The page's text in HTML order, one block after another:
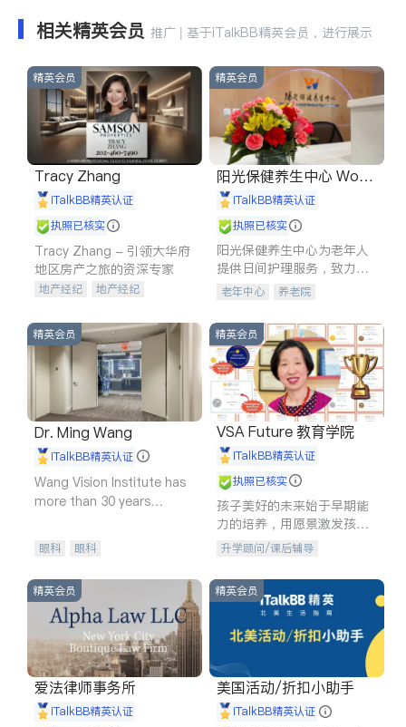
相关精英会员 推广 | 基于iTalkBB精英会员，进行展示
精英会员
Tracy Zhang
iTalkBB精英认证
执照已核实
Tracy Zhang - 引领大华府
地区房产之旅的资深专家
地产经纪
地产经纪
商铺租售
开发商建商
精英会员
阳光保健养生中心 World
shine
iTalkBB精英认证
执照已核实
阳光保健养生中心为老年人
提供日间护理服务，致力于
通过持续的护理创新来有效
老年中心 养老院
精英会员
Dr. Ming Wang
iTalkBB精英认证
Wang Vision Institute has
more than 30 years
眼科 眼科
精英会员
VSA Future 教育学院
iTalkBB精英认证
执照已核实
孩子美好的未来始于早期能
力的培养，用愿景激发孩子
的学习潜力和动力。理念：
拥有成长型心态是成功的基
石。
升学顾问/课后辅导
精英会员
爱法律师事务所
iTalkBB精英认证
精英会员
美国活动/折扣小助手
iTalkBB精英认证